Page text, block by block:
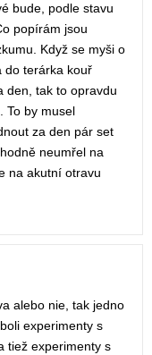
bude, podle stavu
popírám jsou
Když se myši o
do terárka kouř
den, tak to opravdu
To by musel
za den pár set
neumřel na
na akutní otravu
alebo nie, tak jedno
experimenty s
tiež experimenty s